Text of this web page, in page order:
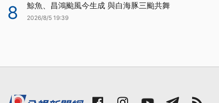
8 鯨魚、昌鴻颱風今生成 與白海豚三颱共舞
2026/8/5 19:39